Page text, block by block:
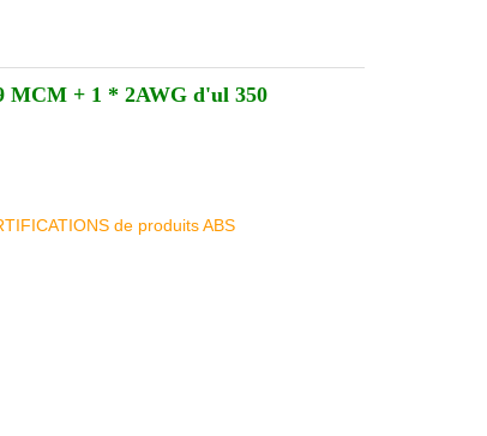
MCM + 1 * 2AWG d'ul 350
de produits ABS